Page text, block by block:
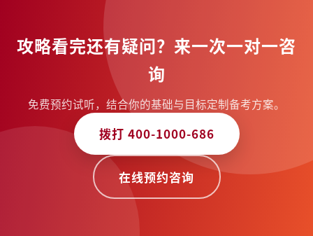
攻略看完还有疑问？来一次一对一咨
询
免费预约试听，结合你的基础与目标定制备考方案。
拨打 400-1000-686
在线预约咨询